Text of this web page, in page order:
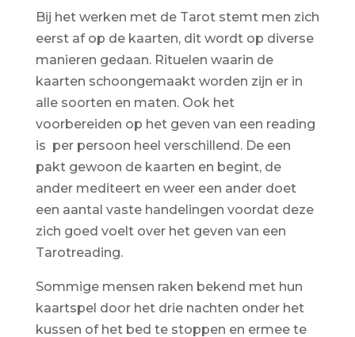
Bij het werken met de Tarot stemt men zich
eerst af op de kaarten, dit wordt op diverse
manieren gedaan. Rituelen waarin de
kaarten schoongemaakt worden zijn er in
alle soorten en maten. Ook het
voorbereiden op het geven van een reading
is per persoon heel verschillend. De een
pakt gewoon de kaarten en begint, de
ander mediteert en weer een ander doet
een aantal vaste handelingen voordat deze
zich goed voelt over het geven van een
Tarotreading.
Sommige mensen raken bekend met hun
kaartspel door het drie nachten onder het
kussen of het bed te stoppen en ermee te